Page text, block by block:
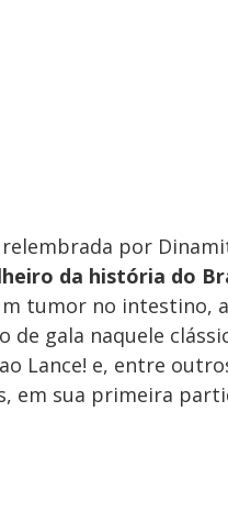
por
da história do
tumor no intestino,
de gala naquele
Lance! e, entre
em sua primeira